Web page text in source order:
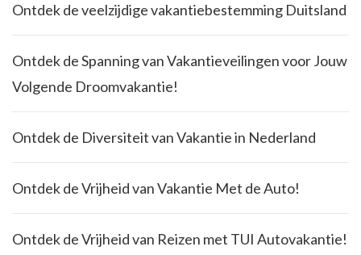
Ontdek de veelzijdige vakantiebestemming Duitsland
Ontdek de Spanning van Vakantieveilingen voor Jouw
Volgende Droomvakantie!
Ontdek de Diversiteit van Vakantie in Nederland
Ontdek de Vrijheid van Vakantie Met de Auto!
Ontdek de Vrijheid van Reizen met TUI Autovakantie!